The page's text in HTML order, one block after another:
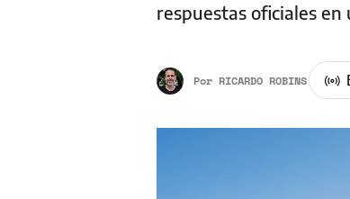
respuestas oficiales
Por RICARDO ROBINS